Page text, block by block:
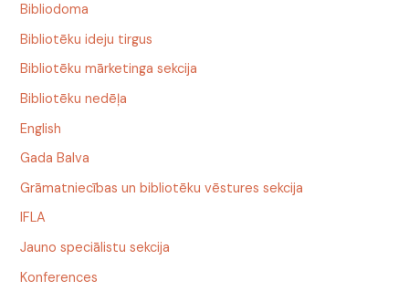
Bibliodoma
Bibliotēku ideju tirgus
Bibliotēku mārketinga sekcija
Bibliotēku nedēļa
English
Gada Balva
Grāmatniecības un bibliotēku vēstures sekcija
IFLA
Jauno speciālistu sekcija
Konferences